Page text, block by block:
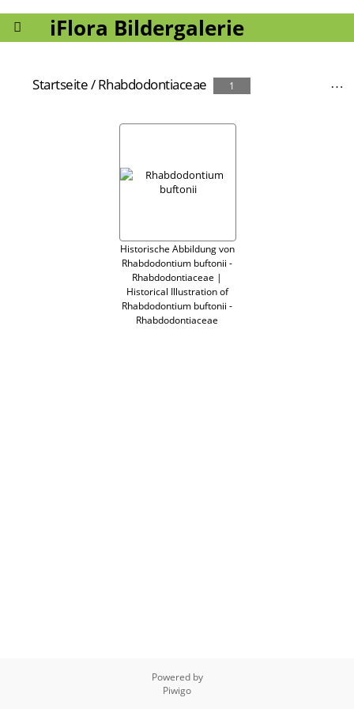
iFlora Bildergalerie
Startseite/Rhabdodontiaceae 1
Historische Abbildung von
Rhabdodontium buftonii -
Rhabdodontiaceae |
Historical Illustration of
Rhabdodontium buftonii -
Rhabdodontiaceae
Powered by
Piwigo